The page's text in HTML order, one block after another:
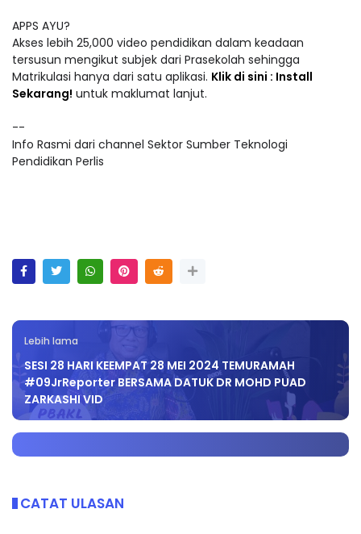
APPS AYU?
Akses lebih 25,000 video pendidikan dalam keadaan
tersusun mengikut subjek dari Prasekolah sehingga
Matrikulasi hanya dari satu aplikasi. Klik di sini : Install
Sekarang! untuk maklumat lanjut.
--
Info Rasmi dari channel Sektor Sumber Teknologi
Pendidikan Perlis
Lebih lama
SESI 28 HARI KEEMPAT 28 MEI 2024 TEMURAMAH
#09JrReporter BERSAMA DATUK DR MOHD PUAD
ZARKASHI VID
CATAT ULASAN